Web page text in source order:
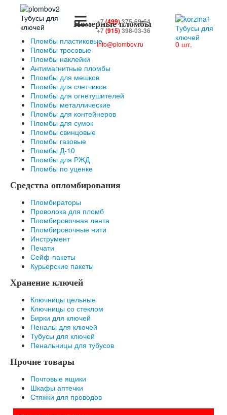
+7(499)375-69-64
+7(915)398-03-36
info@plombov.ru 0 шт.
≡
Номерные пломбы
Пломбы пластиковые
Пломбы тросовые
Пломбы наклейки
Антимагнитные пломбы
Пломбы для мешков
Пломбы для счетчиков
Пломбы для огнетушителей
Пломбы металлические
Пломбы для контейнеров
Пломбы для сумок
Пломбы свинцовые
Пломбы газовые
Пломбы Д-10
Пломбы для РЖД
Пломбы по уценке
Средства опломбирования
Пломбираторы
Проволока для пломб
Пломбировочная лента
Пломбировочные нити
Инструмент
Печати
Сейф-пакеты
Курьерские пакеты
Хранение ключей
Ключницы цельные
Ключницы со стеклом
Бирки для ключей
Пеналы для ключей
Тубусы для ключей
Пенальницы для тубусов
Прочие товары
Почтовые ящики
Шкафы аптечки
Стяжки для проводов